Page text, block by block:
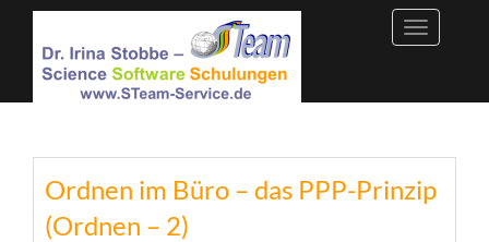
content
Ordnen im Büro – das PPP-Prinzip
(Ordnen – 2)